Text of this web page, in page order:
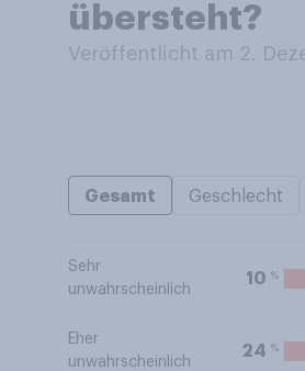
übersteht?
Veröffentlicht am 2.
Gesamt Geschlecht
Sehr
unwahrscheinlich
10 %
Eher
unwahrscheinlich
24 %